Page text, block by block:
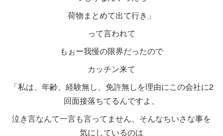
荷物まとめて出て行き」
って言われて
もぉー我慢の限界だったので
カッチン来て
「私は、年齢、経験無し、免許無しを理由にこの会社に2
回面接落ちてるんですよ、
泣き言なんて一言も言ってません、そんなちいさな事を
気にしているのは